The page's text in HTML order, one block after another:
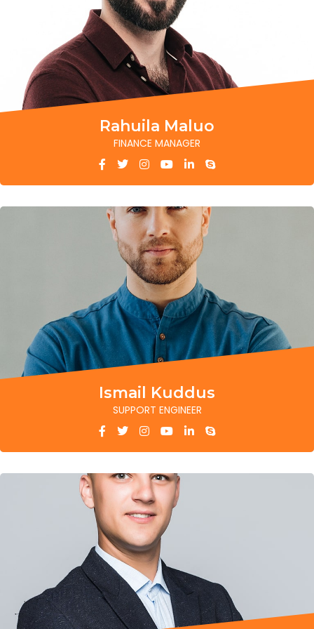
Rahuila Maluo
FINANCE MANAGER
Ismail Kuddus
SUPPORT ENGINEER